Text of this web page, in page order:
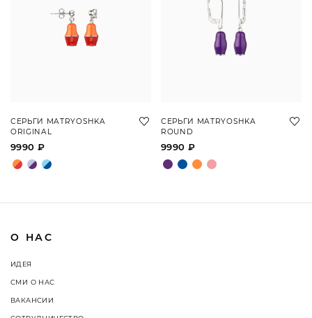
СЕРЬГИ MATRYOSHKA
ORIGINAL
9990 ₽
СЕРЬГИ MATRYOSHKA
ROUND
9990 ₽
О НАС
ИДЕЯ
СМИ О НАС
ВАКАНСИИ